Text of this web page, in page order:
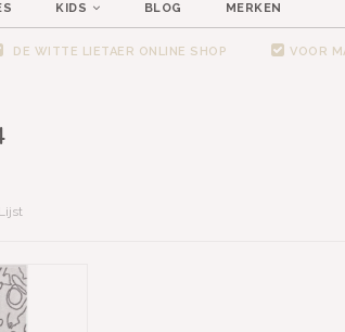
KIDS BLOG MERKEN
DE WITTE LIETAER ONLINE SHOP VOOR
Lijst